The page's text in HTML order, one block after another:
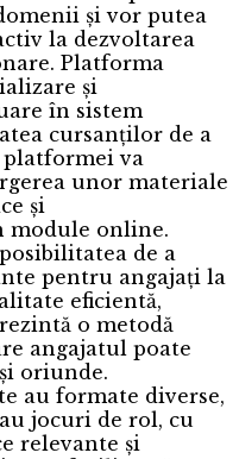
și vor putea
la dezvoltarea
Platforma
și
în sistem
cursanților de a
va
unor materiale
și
module online.
de a
pentru angajați la
eficientă,
o metodă
angajatul poate
oriunde.
au formate diverse,
jocuri de rol, cu
relevante și